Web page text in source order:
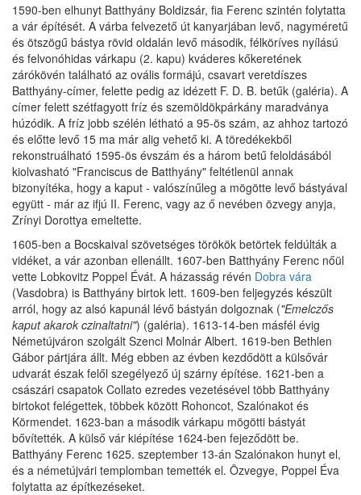
1590-ben elhunyt Batthyány Boldizsár, fia Ferenc szintén folytatta
a vár építését. A várba felvezető út kanyarjában levő, nagyméretű
és ötszögű bástya rövid oldalán levő második, félköríves nyílású
és felvonóhidas várkapu (2. kapu) kváderes kőkeretének
zárókövén található az ovális formájú, csavart veretdíszes
Batthyány-címer, felette pedig az idézett F. D. B. betűk (galéria). A
címer felett szétfagyott fríz és szemöldökpárkány maradványa
húzódik. A fríz jobb szélén létható a 95-ös szám, az ahhoz tartozó
és előtte levő 15 ma már alig vehető ki. A töredékekből
rekonstruálható 1595-ös évszám és a három betű feloldásából
kiolvasható "Franciscus de Batthyány" feltétlenül annak
bizonyítéka, hogy a kaput - valószínűleg a mögötte levő bástyával
együtt - már az ifjú II. Ferenc, vagy az ő nevében özvegy anyja,
Zrínyi Dorottya emeltette.
1605-ben a Bocskaival szövetséges törökök betörtek feldúlták a
vidéket, a vár azonban ellenállt. 1607-ben Batthyány Ferenc nőül
vette Lobkovitz Poppel Évát. A házasság révén Dobra vára
(Vasdobra) is Batthyány birtok lett. 1609-ben feljegyzés készült
arról, hogy az alsó kapunál lévő bástyán dolgoznak ("Emelczős
kaput akarok czinaltatni") (galéria). 1613-14-ben másfél évig
Németújváron szolgált Szenci Molnár Albert. 1619-ben Bethlen
Gábor pártjára állt. Még ebben az évben kezdődött a külsővár
udvarát észak felől szegélyező új szárny építése. 1621-ben a
császári csapatok Collato ezredes vezetésével több Batthyány
birtokot felégettek, többek között Rohoncot, Szalónakot és
Körmendet. 1623-ban a második várkapu mögötti bástyát
bővítették. A külső vár kiépítése 1624-ben fejeződött be.
Batthyány Ferenc 1625. szeptember 13-án Szalónakon hunyt el,
és a németújvári templomban temették el. Özvegye, Poppel Éva
folytatta az építkezéseket.